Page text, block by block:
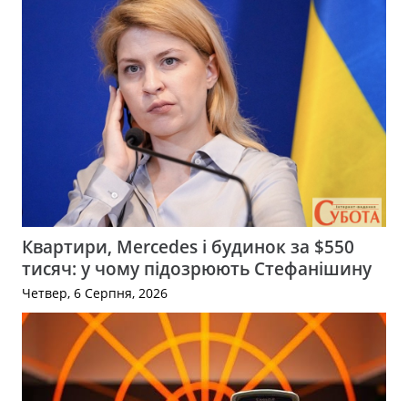
Квартири, Mercedes і будинок за $550
тисяч: у чому підозрюють Стефанішину
Четвер, 6 Серпня, 2026